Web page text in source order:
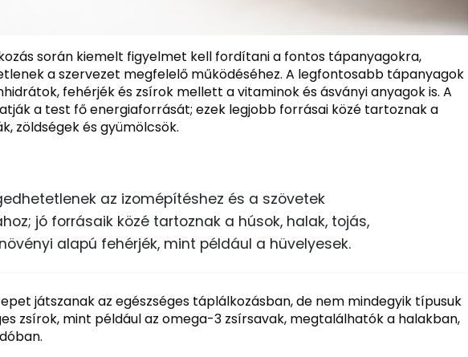
során kiemelt figyelmet kell fordítani a fontos tápanyagokra,
a szervezet megfelelő működéséhez. A legfontosabb tápanyagok
fehérjék és zsírok mellett a vitaminok és ásványi anyagok is. A
a test fő energiaforrását; ezek legjobb forrásai közé tartoznak a
zöldségek és gyümölcsök.
az izomépítéshez és a szövetek
jó forrásaik közé tartoznak a húsok, halak, tojás,
alapú fehérjék, mint például a hüvelyesek.
játszanak az egészséges táplálkozásban, de nem mindegyik típusuk
zsírok, mint például az omega-3 zsírsavak, megtalálhatók a halakban,